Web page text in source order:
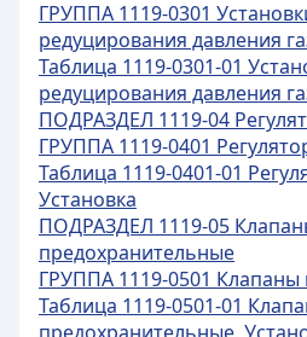
ГРУППА 1119-0301
редуцирования давления
Таблица 1119-0301-01
редуцирования давления
ПОДРАЗДЕЛ 1119-04
ГРУППА 1119-0401
Таблица 1119-0401-01
Установка
ПОДРАЗДЕЛ 1119-05
предохранительные
ГРУППА 1119-0501
Таблица 1119-0501-01